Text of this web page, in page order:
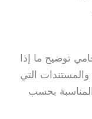
توضيح ما إذا
التي
بحسب